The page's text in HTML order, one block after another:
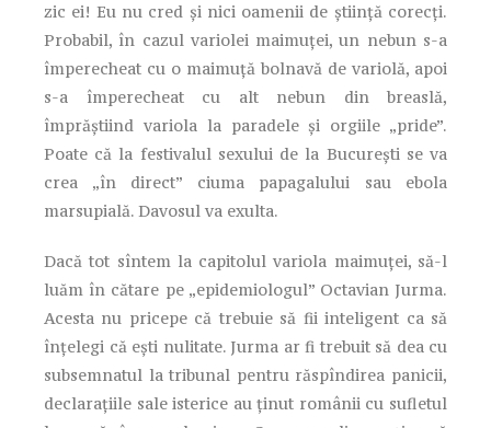
zic ei! Eu nu cred şi nici oamenii de ştiinţă corecţi.
Probabil, în cazul variolei maimuţei, un nebun s-a
împerecheat cu o maimuţă bolnavă de variolă, apoi
s-a împerecheat cu alt nebun din breaslă,
împrăştiind variola la paradele şi orgiile „pride”.
Poate că la festivalul sexului de la Bucureşti se va
crea „în direct” ciuma papagalului sau ebola
marsupială. Davosul va exulta.
Dacă tot sîntem la capitolul variola maimuţei, să-l
luăm în cătare pe „epidemiologul” Octavian Jurma.
Acesta nu pricepe că trebuie să fii inteligent ca să
înţelegi că eşti nulitate. Jurma ar fi trebuit să dea cu
subsemnatul la tribunal pentru răspîndirea panicii,
declaraţiile sale isterice au ţinut românii cu sufletul